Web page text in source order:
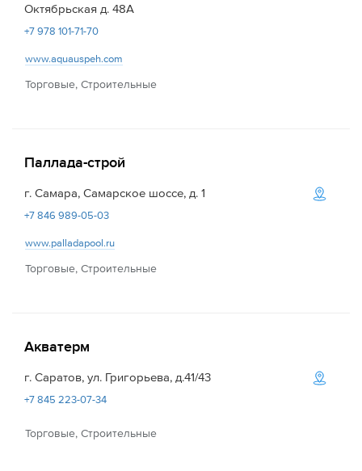
Октябрьская д. 48А
+7 978 101-71-70
www.aquauspeh.com
Торговые, Строительные
Паллада-строй
г. Самара, Самарское шоссе, д. 1
+7 846 989-05-03
www.palladapool.ru
Торговые, Строительные
Акватерм
г. Саратов, ул. Григорьева, д.41/43
+7 845 223-07-34
Торговые, Строительные